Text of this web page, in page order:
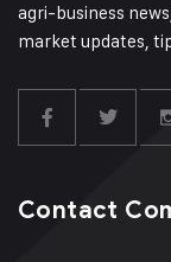
agri-business
market updates,
Contact